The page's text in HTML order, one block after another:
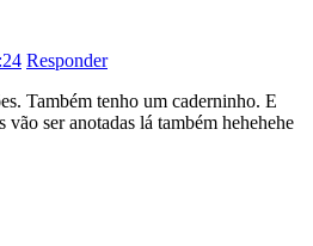
Responder
Também tenho um caderninho. E
vão ser anotadas lá também hehehehe